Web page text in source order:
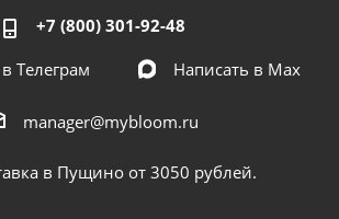
+7 (800) 301-92-48
Телеграм
Написать в Мах
manager@mybloom.ru
в Пущино от 3050 рублей.